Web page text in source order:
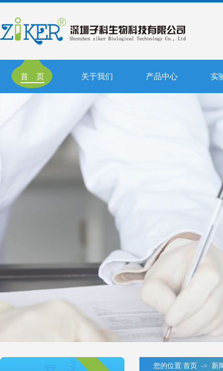
首 页 关于我们 产品中心 实
您的位置:首页 -> 新